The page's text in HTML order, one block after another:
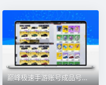
巅峰极速手游账号成品号购买高氪满阶大牛布加迪柯尼塞格永久出售